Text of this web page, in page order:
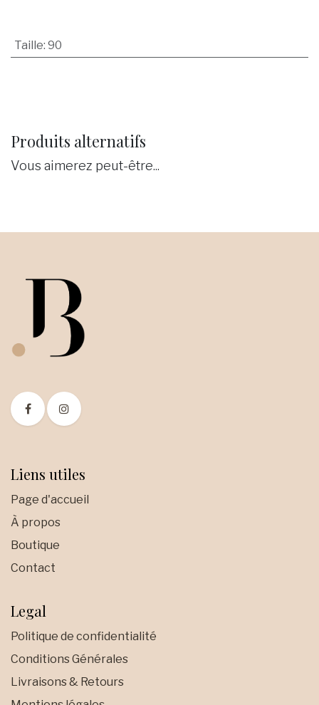
Taille: 90
Produits alternatifs
Vous aimerez peut-être...
Liens utiles
Page d'accueil
À propos
Boutique
Contact
Legal
Politique de confidentialité
Conditions Générales
Livraisons & Retours